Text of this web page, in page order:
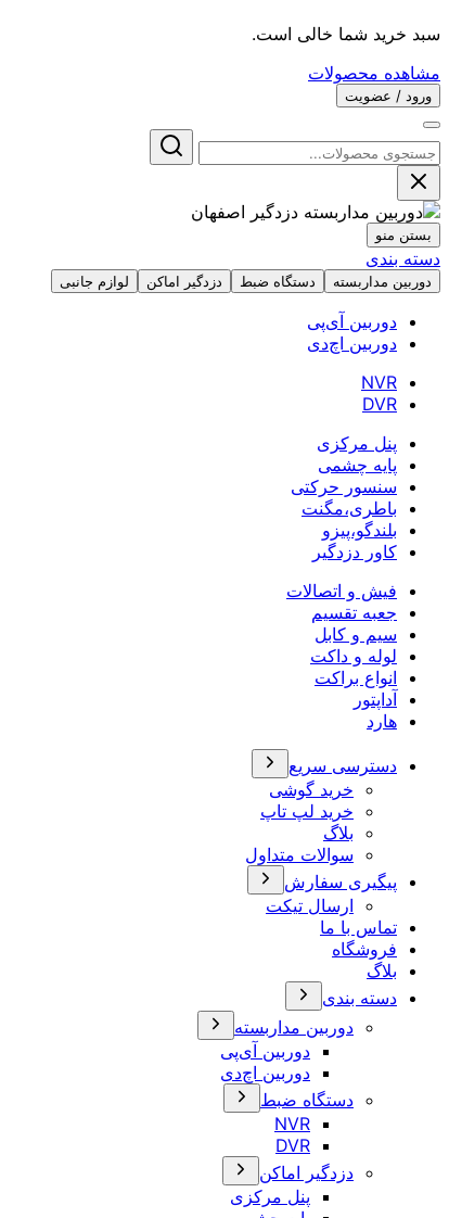
سبد خرید شما خالی است.
مشاهده محصولات
ورود / عضویت
بستن منو
دسته بندی
دوربین مداربسته دستگاه ضبط دزدگیر اماکن لوازم جانبی
دوربین آی‌پی
دوربین اچ‌دی
NVR
DVR
پنل مرکزی
پایه چشمی
سنسور حرکتی
باطری،مگنت
بلندگو،پیزو
کاور دزدگیر
فیش و اتصالات
جعبه تقسیم
سیم و کابل
لوله و داکت
انواع براکت
آداپتور
هارد
دسترسی سریع
خرید گوشی
خرید لپ تاپ
بلاگ
سوالات متداول
پیگیری سفارش
ارسال تیکت
تماس با ما
فروشگاه
بلاگ
دسته بندی
دوربین مداربسته
دوربین آی‌پی
دوربین اچ‌دی
دستگاه ضبط
NVR
DVR
دزدگیر اماکن
پنل مرکزی